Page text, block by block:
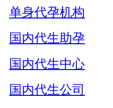
单身代孕机构
国内代生助孕
国内代生中心
国内代生公司